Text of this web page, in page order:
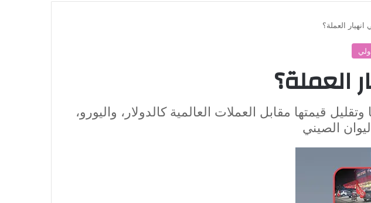
انهيار العملة؟
العملة؟
قيمتها مقابل العملات العالمية كالدولار، واليورو،
الصيني